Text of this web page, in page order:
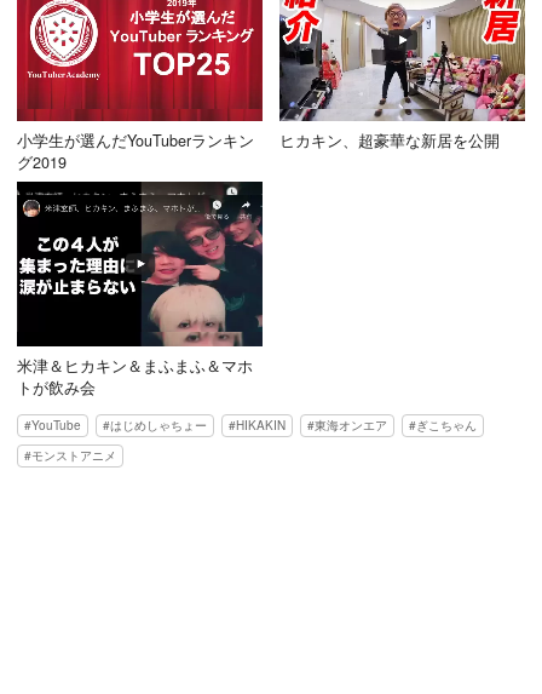
小学生が選んだYouTuberランキン
グ2019
ヒカキン、超豪華な新居を公開
米津＆ヒカキン＆まふまふ＆マホ
トが飲み会
YouTube はじめしゃちょー HIKAKIN 東海オンエア
ぎこちゃん
モンストアニメ